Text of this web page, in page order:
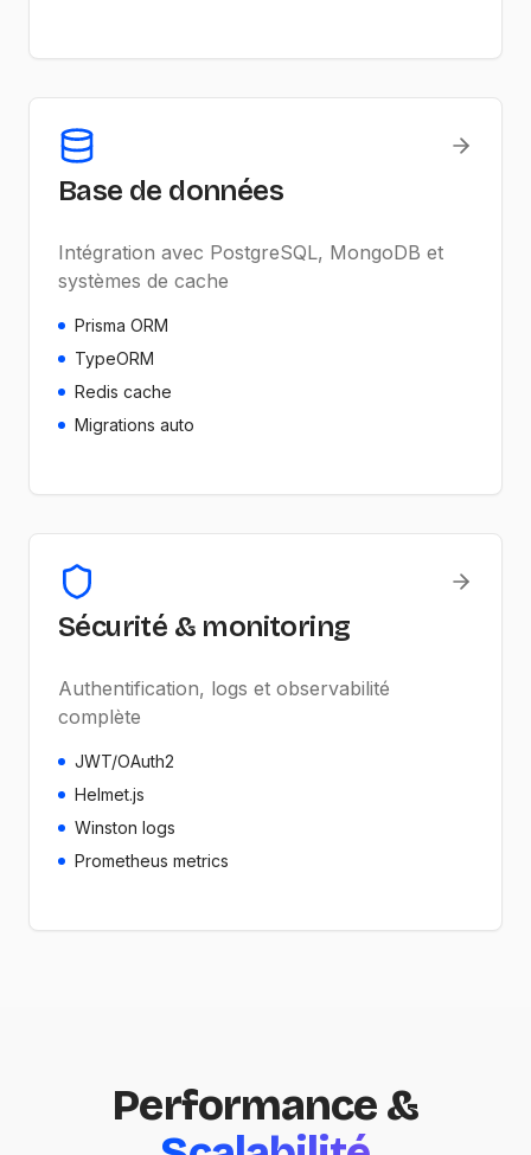
Base de données
Intégration avec PostgreSQL, MongoDB et
systèmes de cache
Prisma ORM
TypeORM
Redis cache
Migrations auto
Sécurité & monitoring
Authentification, logs et observabilité
complète
JWT/OAuth2
Helmet.js
Winston logs
Prometheus metrics
Performance &